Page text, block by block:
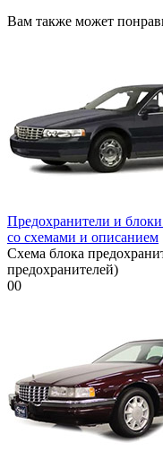
Вам также может
Предохранители и
со схемами и описанием
Схема блока
предохранителей)
00